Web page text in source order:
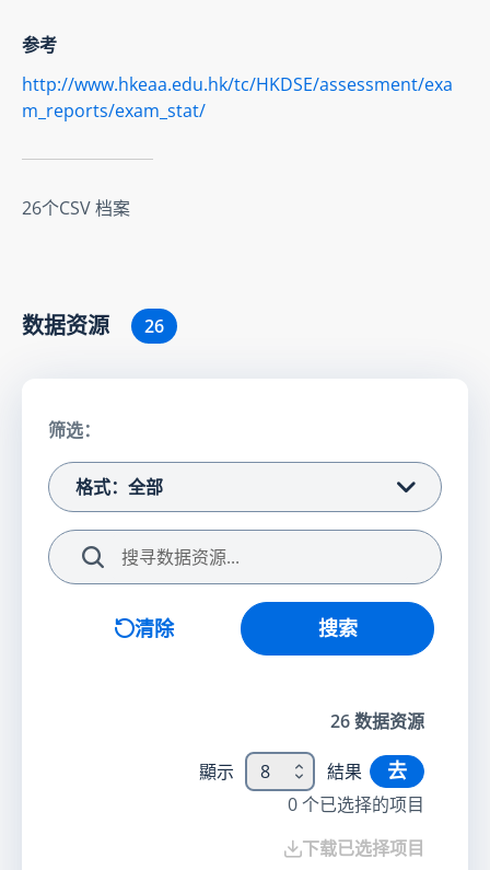
参考
http://www.hkeaa.edu.hk/tc/HKDSE/assessment/exa
m_reports/exam_stat/
26个CSV 档案
数据资源 26
筛选：
格式：全部
清除 搜索
26数据资源
顯示 8 結果 去
0个已选择的项目
下载已选择项目